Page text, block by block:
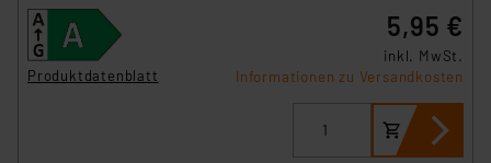
Produktdatenblatt
5,95 €
inkl. MwSt.
Informationen zu Versandkosten